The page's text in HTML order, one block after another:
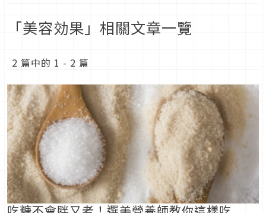
「美容効果」相關文章一覽
2 篇中的 1 - 2 篇